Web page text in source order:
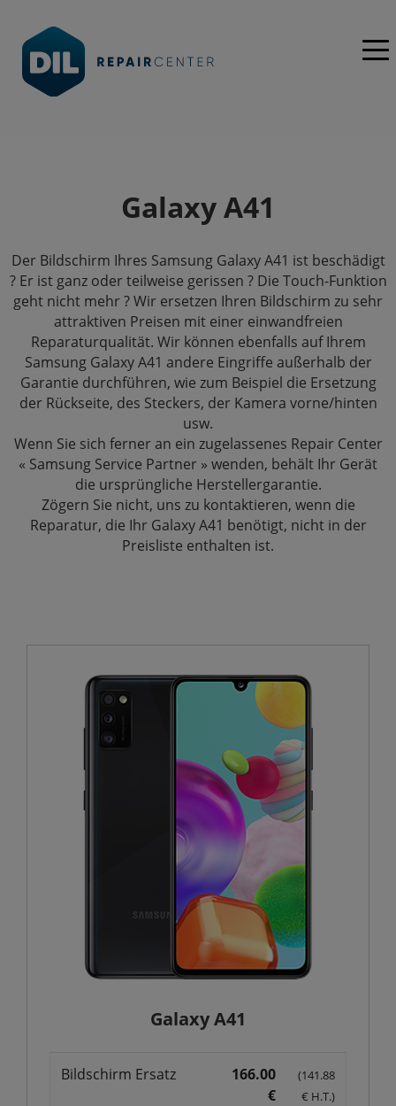
Galaxy A41
Der Bildschirm Ihres Samsung Galaxy A41 ist beschädigt
? Er ist ganz oder teilweise gerissen ? Die Touch-Funktion
geht nicht mehr ? Wir ersetzen Ihren Bildschirm zu sehr
attraktiven Preisen mit einer einwandfreien
Reparaturqualität. Wir können ebenfalls auf Ihrem
Samsung Galaxy A41 andere Eingriffe außerhalb der
Garantie durchführen, wie zum Beispiel die Ersetzung
der Rückseite, des Steckers, der Kamera vorne/hinten
usw.
Wenn Sie sich ferner an ein zugelassenes Repair Center
« Samsung Service Partner » wenden, behält Ihr Gerät
die ursprüngliche Herstellergarantie.
Zögern Sie nicht, uns zu kontaktieren, wenn die
Reparatur, die Ihr Galaxy A41 benötigt, nicht in der
Preisliste enthalten ist.
Galaxy A41
Bildschirm Ersatz
166.00
€
(141.88
€ H.T.)